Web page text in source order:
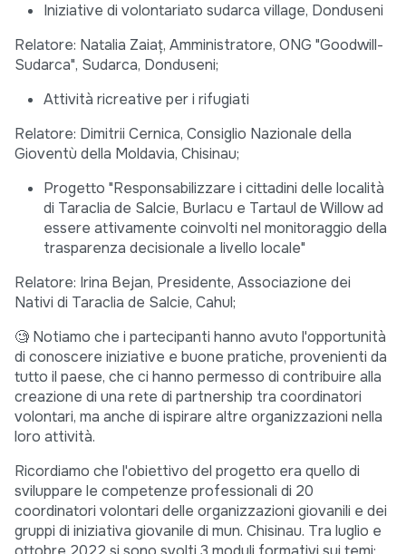
Iniziative di volontariato sudarca village, Donduseni
Relatore: Natalia Zaiaț, Amministratore, ONG "Goodwill-
Sudarca", Sudarca, Donduseni;
Attività ricreative per i rifugiati
Relatore: Dimitrii Cernica, Consiglio Nazionale della
Gioventù della Moldavia, Chisinau;
Progetto "Responsabilizzare i cittadini delle località
di Taraclia de Salcie, Burlacu e Tartaul de Willow ad
essere attivamente coinvolti nel monitoraggio della
trasparenza decisionale a livello locale"
Relatore: Irina Bejan, Presidente, Associazione dei
Nativi di Taraclia de Salcie, Cahul;
🧐 Notiamo che i partecipanti hanno avuto l'opportunità
di conoscere iniziative e buone pratiche, provenienti da
tutto il paese, che ci hanno permesso di contribuire alla
creazione di una rete di partnership tra coordinatori
volontari, ma anche di ispirare altre organizzazioni nella
loro attività.
Ricordiamo che l'obiettivo del progetto era quello di
sviluppare le competenze professionali di 20
coordinatori volontari delle organizzazioni giovanili e dei
gruppi di iniziativa giovanile di mun. Chisinau. Tra luglio e